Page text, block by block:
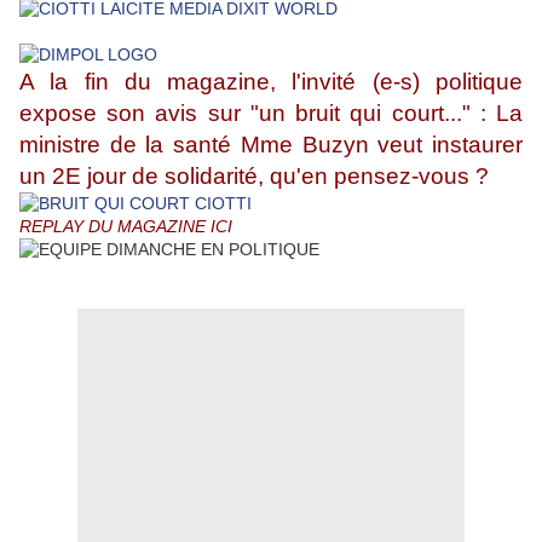
A la fin du magazine, l'invité (e-s) politique
expose son avis sur "un bruit qui court..." : La
ministre de la santé Mme Buzyn veut instaurer
un 2E jour de solidarité, qu'en pensez-vous ?
REPLAY DU MAGAZINE ICI